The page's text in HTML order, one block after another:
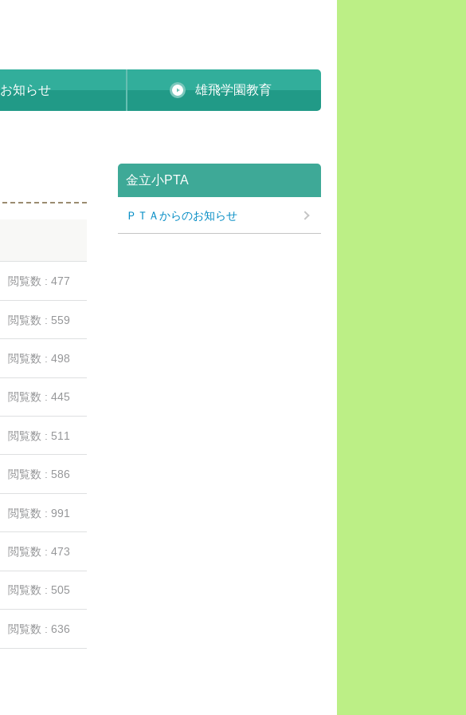
お知らせ 雄飛学園教育
閲覧数 : 477
閲覧数 : 559
閲覧数 : 498
閲覧数 : 445
閲覧数 : 511
閲覧数 : 586
閲覧数 : 991
閲覧数 : 473
閲覧数 : 505
閲覧数 : 636
金立小PTA
ＰＴＡからのお知らせ